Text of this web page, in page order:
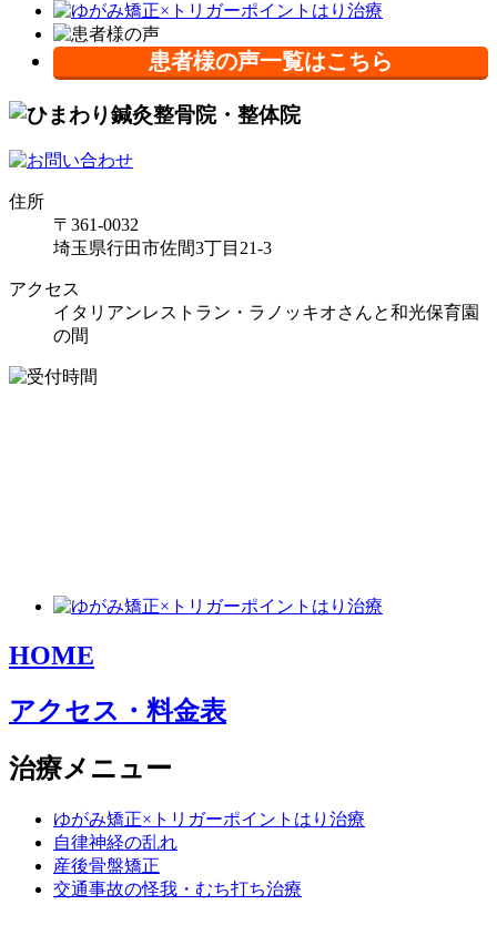
患者様の声一覧はこちら
住所
〒361-0032
埼玉県行田市佐間3丁目21-3
アクセス
イタリアンレストラン・ラノッキオさんと和光保育園
の間
HOME
アクセス・料金表
治療メニュー
ゆがみ矯正×トリガーポイントはり治療
自律神経の乱れ
産後骨盤矯正
交通事故の怪我・むち打ち治療